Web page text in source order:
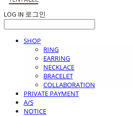
LOG IN 로그인
SHOP
RING
EARRING
NECKLACE
BRACELET
COLLABORATION
PRIVATE PAYMENT
A/S
NOTICE